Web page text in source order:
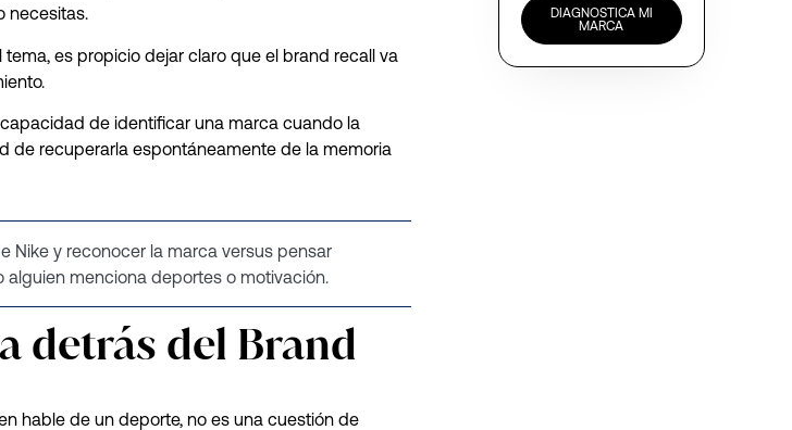
necesitas.
es propicio dejar claro que el brand recall va
de identificar una marca cuando la
de recuperarla espontáneamente de la memoria
Nike y reconocer la marca versus pensar
menciona deportes o motivación.
detrás del Brand
hable de un deporte, no es una cuestión de
DIAGNOSTICA MI
MARCA